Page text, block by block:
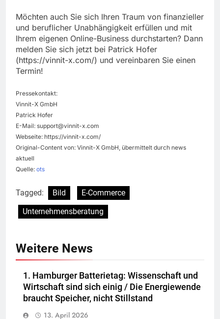
Möchten auch Sie sich Ihren Traum von finanzieller
und beruflicher Unabhängigkeit erfüllen und mit
Ihrem eigenen Online-Business durchstarten? Dann
melden Sie sich jetzt bei Patrick Hofer
(https://vinnit-x.com/) und vereinbaren Sie einen
Termin!
Pressekontakt:
Vinnit-X GmbH
Patrick Hofer
E-Mail: support@vinnit-x.com
Webseite: https://vinnit-x.com/
Original-Content von: Vinnit-X GmbH, übermittelt durch news
aktuell
Quelle: ots
Tagged: Bild
E-Commerce
Unternehmensberatung
Weitere News
1. Hamburger Batterietag: Wissenschaft und
Wirtschaft sind sich einig / Die Energiewende
braucht Speicher, nicht Stillstand
13. April 2026